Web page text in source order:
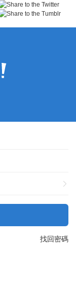
找回密碼